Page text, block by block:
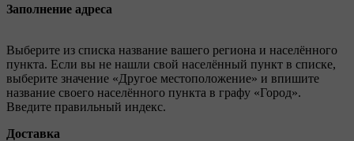
Заполнение адреса
Выберите из списка название вашего региона и населённого
пункта. Если вы не нашли свой населённый пункт в списке,
выберите значение «Другое местоположение» и впишите
название своего населённого пункта в графу «Город».
Введите правильный индекс.
Доставка